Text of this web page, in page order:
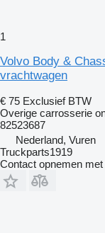
1
Volvo Body &
vrachtwagen
€ 75 Exclusief BTW
Overige carrosserie
82523687
Nederland, Vuren
Truckparts1919
Contact opnemen